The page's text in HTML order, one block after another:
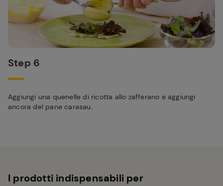
Step 6
Aggiungi una quenelle di ricotta allo zafferano e aggiungi
ancora del pane carasau.
I prodotti indispensabili per